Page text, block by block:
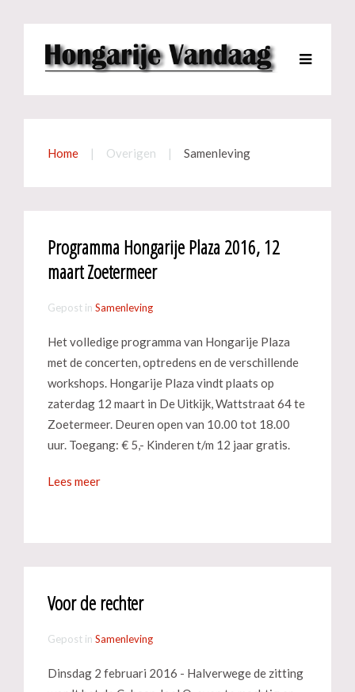
Home Overigen Samenleving
Programma Hongarije Plaza 2016, 12
maart Zoetermeer
Gepost in Samenleving
Het volledige programma van Hongarije Plaza
met de concerten, optredens en de verschillende
workshops. Hongarije Plaza vindt plaats op
zaterdag 12 maart in De Uitkijk, Wattstraat 64 te
Zoetermeer. Deuren open van 10.00 tot 18.00
uur. Toegang: € 5,- Kinderen t/m 12 jaar gratis.
Lees meer
Voor de rechter
Gepost in Samenleving
Dinsdag 2 februari 2016 - Halverwege de zitting